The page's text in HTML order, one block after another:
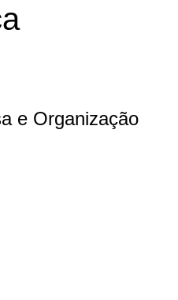
e Organização